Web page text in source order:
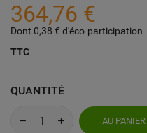
364,76 €
Dont 0,38 € d'éco-participation
TTC
QUANTITÉ
AU PANIER